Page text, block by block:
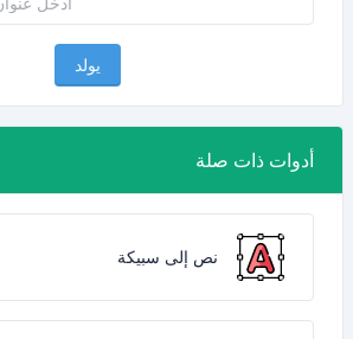
يولد
أدوات ذات صلة
نص إلى سبيكة